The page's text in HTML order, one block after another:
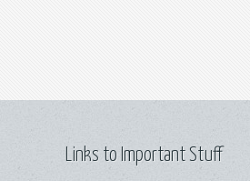
Links to Important Stuff